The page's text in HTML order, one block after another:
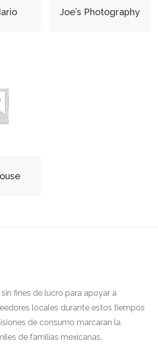
Joe’s Photography
fines de lucro para apoyar a
locales durante estos tiempos
de consumo marcaran la
de familias mexicanas.